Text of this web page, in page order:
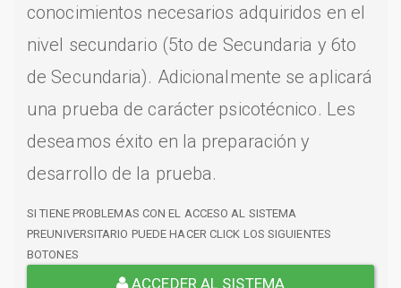
conocimientos necesarios adquiridos en el
nivel secundario (5to de Secundaria y 6to
de Secundaria). Adicionalmente se aplicará
una prueba de carácter psicotécnico. Les
deseamos éxito en la preparación y
desarrollo de la prueba.
SI TIENE PROBLEMAS CON EL ACCESO AL SISTEMA
PREUNIVERSITARIO PUEDE HACER CLICK LOS SIGUIENTES
BOTONES
ACCEDER AL SISTEMA